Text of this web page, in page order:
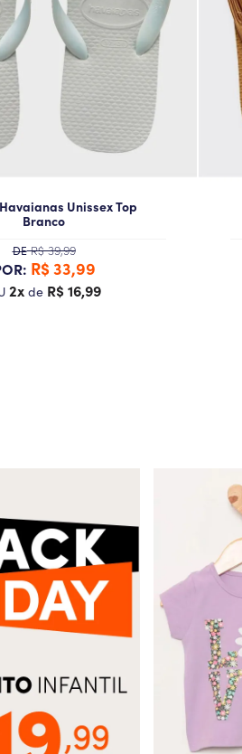
Unissex Top
Branco
DER$ 39,99
R$ 33,99
2xde R$ 16,99